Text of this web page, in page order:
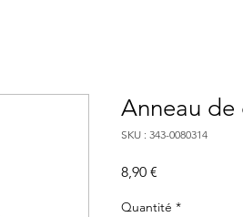
Anneau
SKU : 343-0080314
8,90 €
Quantité *